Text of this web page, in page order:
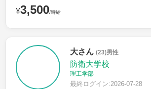
¥3,500/時給
大さん (23)男性
防衛大学校
理工学部
最終ログイン:2026-07-28